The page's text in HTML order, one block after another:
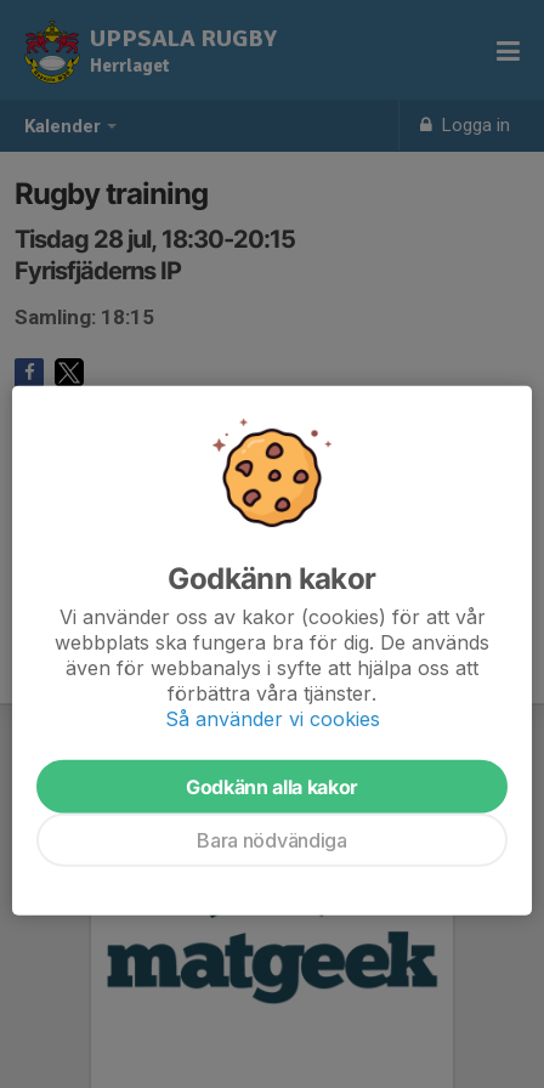
Kalender Logga in
UPPSALA RUGBY
Herrlaget
Rugby training
Tisdag 28 jul, 18:30-20:15
Fyrisfjäderns IP
Samling: 18:15
Godkänn kakor
Vi använder oss av kakor (cookies) för att vår
webbplats ska fungera bra för dig. De används
även för webbanalys i syfte att hjälpa oss att
förbättra våra tjänster.
Så använder vi cookies
Godkänn alla kakor
Bara nödvändiga